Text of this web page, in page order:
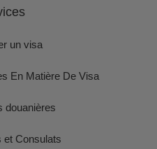
un visa
En Matière De Visa
douanières
et Consulats